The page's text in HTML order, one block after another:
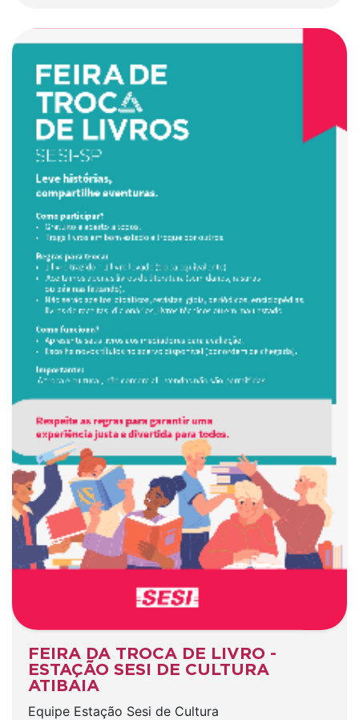
FEIRA DA TROCA DE LIVRO -
ESTAÇÃO SESI DE CULTURA
ATIBAIA
Equipe Estação Sesi de Cultura